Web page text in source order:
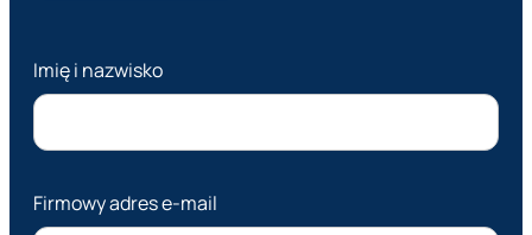
Imię i nazwisko
Firmowy adres e-mail